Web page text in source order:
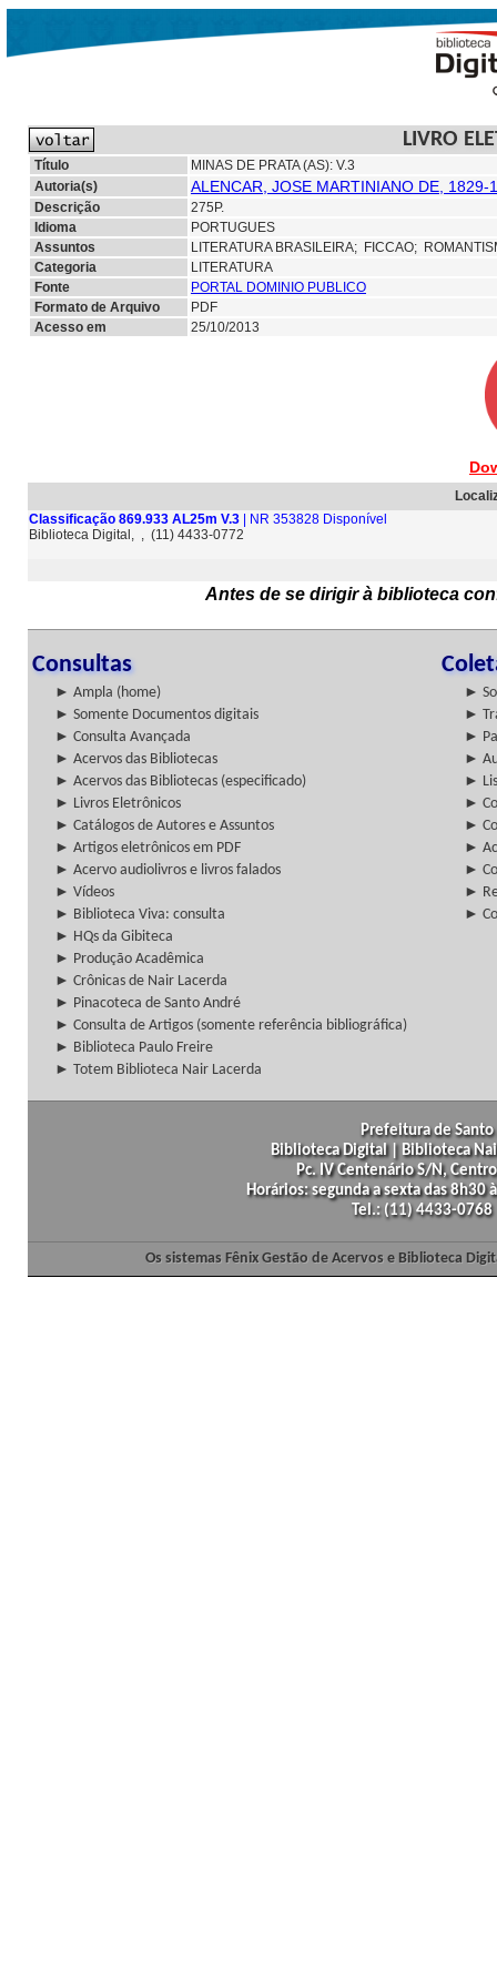
LIVRO
Título
MINAS DE PRATA (AS): V.3
Autoria(s)
ALENCAR, JOSE MARTINIANO DE, 1829-
Descrição
275P.
Idioma
PORTUGUES
Assuntos
LITERATURA BRASILEIRA; FICCAO;
Categoria
LITERATURA
Fonte
PORTAL DOMINIO PUBLICO
Formato de Arquivo
PDF
Acesso em
25/10/2013
Classificação 869.933 AL25m V.3 | NR 353828 Disponível
Biblioteca Digital, , (11) 4433-0772
Antes de se dirigir à biblioteca
Consultas
► Ampla (home)
►
► Somente Documentos digitais
►
► Consulta Avançada
►
► Acervos das Bibliotecas
►
► Acervos das Bibliotecas (especificado)
►
► Livros Eletrônicos
►
► Catálogos de Autores e Assuntos
►
► Artigos eletrônicos em PDF
►
► Acervo audiolivros e livros falados
►
► Vídeos
►
► Biblioteca Viva: consulta
►
► HQs da Gibiteca
► Produção Acadêmica
► Crônicas de Nair Lacerda
► Pinacoteca de Santo André
► Consulta de Artigos (somente referência bibliográfica)
► Biblioteca Paulo Freire
► Totem Biblioteca Nair Lacerda
Prefeitura de
Biblioteca Digital | Biblioteca
Pc. IV Centenário S/N,
Horários: segunda a sexta das
Tel.: (11) 4433-
Os sistemas Fênix Gestão de Acervos e Biblioteca